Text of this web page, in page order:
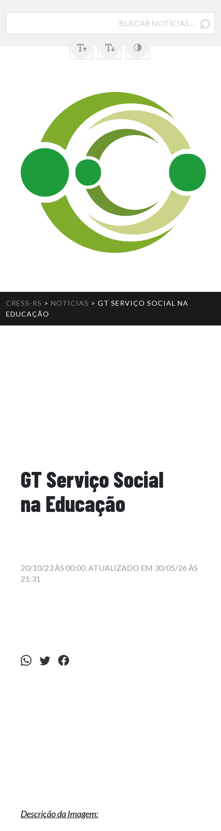
⌕
CRESS-RS > NOTÍCIAS > GT SERVIÇO SOCIAL NA
EDUCAÇÃO
GT Serviço Social
na Educação
20/10/23 ÀS 00:00, ATUALIZADO EM 30/05/26 ÀS
21:31
Descrição da Imagem: